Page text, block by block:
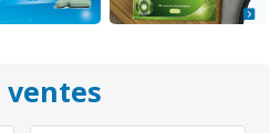
ventes